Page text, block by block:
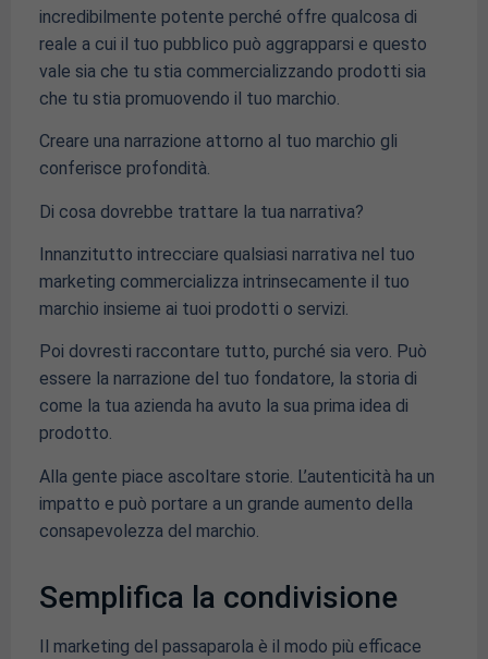
incredibilmente potente perché offre qualcosa di
reale a cui il tuo pubblico può aggrapparsi e questo
vale sia che tu stia commercializzando prodotti sia
che tu stia promuovendo il tuo marchio.
Creare una narrazione attorno al tuo marchio gli
conferisce profondità.
Di cosa dovrebbe trattare la tua narrativa?
Innanzitutto intrecciare qualsiasi narrativa nel tuo
marketing commercializza intrinsecamente il tuo
marchio insieme ai tuoi prodotti o servizi.
Poi dovresti raccontare tutto, purché sia vero. Può
essere la narrazione del tuo fondatore, la storia di
come la tua azienda ha avuto la sua prima idea di
prodotto.
Alla gente piace ascoltare storie. L’autenticità ha un
impatto e può portare a un grande aumento della
consapevolezza del marchio.
Semplifica la condivisione
Il marketing del passaparola è il modo più efficace